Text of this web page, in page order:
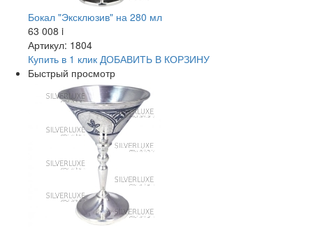
Бокал "Эксклюзив" на 280 мл
63 008 i
Артикул: 1804
Купить в 1 клик ДОБАВИТЬ В КОРЗИНУ
Быстрый просмотр